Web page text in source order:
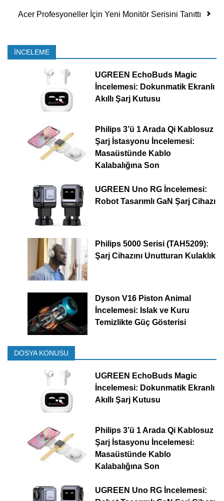
Acer Profesyoneller İçin Yeni Monitör Serisini Tanıttı
İNCELEME
UGREEN EchoBuds Magic
İncelemesi: Dokunmatik Ekranlı
Akıllı Şarj Kutusu
Philips 3’ü 1 Arada Qi Kablosuz
Şarj İstasyonu İncelemesi:
Masaüstünde Kablo
Kalabalığına Son
UGREEN Uno RG İncelemesi:
Robot Tasarımlı GaN Şarj Cihazı
Philips 5000 Serisi (TAH5209):
Şarj Cihazını Unutturan Kulaklık
Dyson V16 Piston Animal
İncelemesi: Islak ve Kuru
Temizlikte Güç Gösterisi
DOSYA KONUSU
UGREEN EchoBuds Magic
İncelemesi: Dokunmatik Ekranlı
Akıllı Şarj Kutusu
Philips 3’ü 1 Arada Qi Kablosuz
Şarj İstasyonu İncelemesi:
Masaüstünde Kablo
Kalabalığına Son
UGREEN Uno RG İncelemesi: